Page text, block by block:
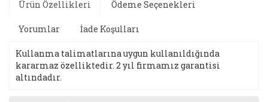
Ürün Özellikleri Ödeme Seçenekleri
Yorumlar İade Koşulları
Kullanma talimatlarına uygun kullanıldığında
kararmaz özelliktedir. 2 yıl firmamız garantisi
altındadır.